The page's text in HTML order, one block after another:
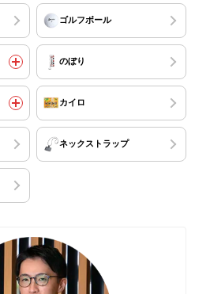
ゴルフボール
のぼり
カイロ
ネックストラップ